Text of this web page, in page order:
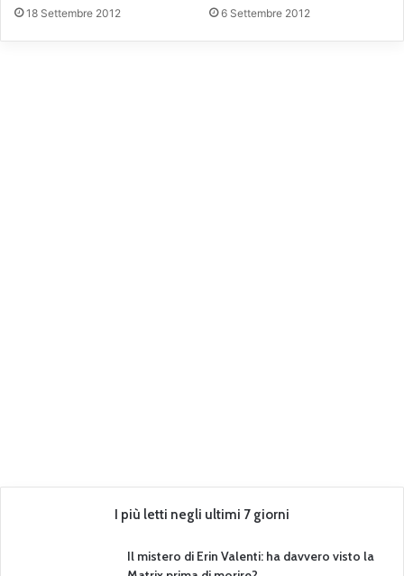
18 Settembre 2012 6 Settembre 2012
I più letti negli ultimi 7 giorni
Il mistero di Erin Valenti: ha davvero visto la